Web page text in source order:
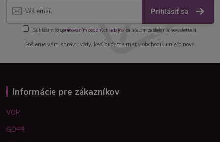
Prihlásiť sa
Súhlasím sospracovaním osobných údajov za účelom zasielania newslettera.
Pošleme vám správu vždy, keď budeme mať v obchodíku niečo nové.
Informácie pre zákazníkov
VOP
GDPR